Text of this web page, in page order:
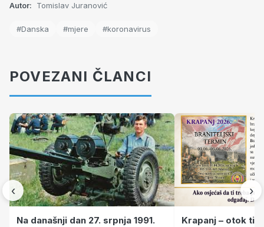
Autor:
Tomislav Juranović
#Danska #mjere #koronavirus
POVEZANI ČLANCI
‹
Na današnji dan 27. srpnja 1991.
Krapanj – otok
›